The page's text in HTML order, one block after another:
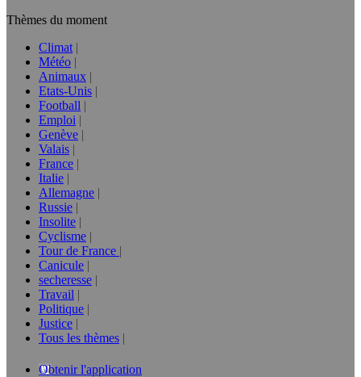
Thèmes du moment
Climat
Météo
Animaux
Etats-Unis
Football
Emploi
Genève
Valais
France
Italie
Allemagne
Russie
Insolite
Cyclisme
Tour de France
Canicule
secheresse
Travail
Politique
Justice
Tous les thèmes
Obtenir l'application